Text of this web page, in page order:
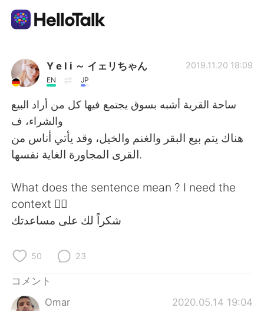
語学交換アプリ
AI Grammar Checker
日本語
繁體中文
Русский
Y e l i ～ イェリちゃん
EN JP
2019.11.20 18:09
ساحة القرية أشبه بسوق يجتمع فيها كل من أراد البيع
والشراء، ف
هناك يتم بيع البقر والغنم والخيل، وقد يأتي أناس من
القرى المجاورة الغاية نفسها.
What does the sentence mean ? I need the
context 🙆‍♀️
شكراً لك على مساعدتك
50 23
コメント
Omar
2020.05.14 19:04